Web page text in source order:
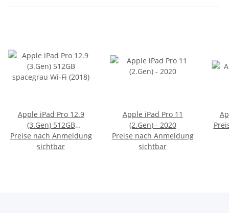
Apple iPad Pro 12.9
(3.Gen) 512GB
spacegrau Wi-Fi (2018)
Preise nach Anmeldung
sichtbar
Apple iPad Pro 11
(2.Gen) - 2020
Preise nach Anmeldung
sichtbar